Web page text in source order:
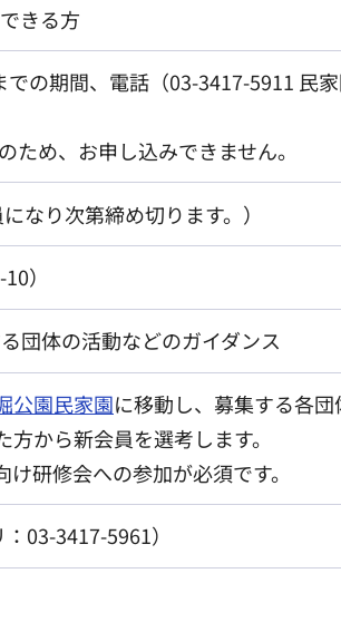
きる方
の期間、電話（03-3417-5911 民家
め、お申し込みできません。
なり次第締め切ります。）
）
団体の活動などのガイダンス
公園民家園に移動し、募集する各団
から新会員を選考します。
研修会への参加が必須です。
03-3417-5961）